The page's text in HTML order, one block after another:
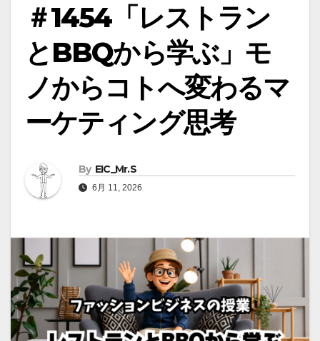
＃1454「レストラン
とBBQから学ぶ」モ
ノからコトへ変わるマ
ーケティング思考
By EIC_Mr.S
6月 11, 2026